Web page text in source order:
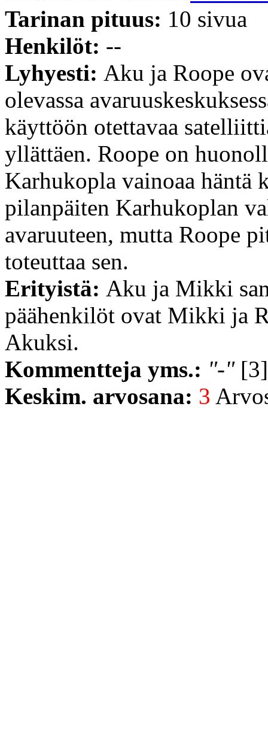
Tarinan pituus: 10 sivua
Henkilöt: --
Lyhyesti: Aku ja Roope
olevassa
käyttöön otettavaa
yllättäen. Roope on
Karhukopla vainoaa häntä
pilanpäiten Karhukoplan
avaruuteen, mutta Roope
toteuttaa sen.
Erityistä: Aku ja Mikki
päähenkilöt ovat Mikki ja
Akuksi.
Kommentteja yms.: "-"
Keskim. arvosana: 3